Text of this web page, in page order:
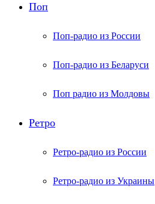
Поп
Поп-радио из России
Поп-радио из Беларуси
Поп радио из Молдовы
Ретро
Ретро-радио из России
Ретро-радио из Украины